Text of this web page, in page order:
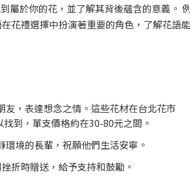
屬於你的花，並了解其背後蘊含的意義。
花禮選擇中扮演著重要的角色，了解花語
，表達想念之情。這些花材在台北花市
到，單支價格約在30-80元之間。
境的長輩，祝願他們生活安寧。
折時贈送，給予支持和鼓勵。